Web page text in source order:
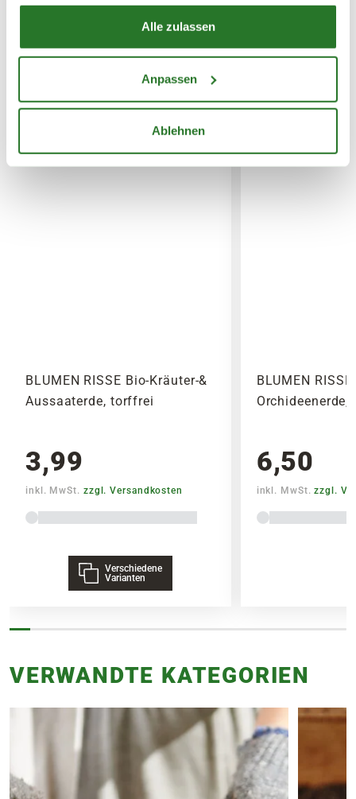
Alle zulassen
Anpassen
Ablehnen
WEITERE PRODUKTE
BLUMEN RISSE Bio-Kräuter-&
Aussaaterde, torffrei
3,99
inkl. MwSt. zzgl. Versandkosten
Verschiedene
Varianten
BLUMEN RISSE
Orchideenerde,
6,50
inkl. MwSt.zzgl.
VERWANDTE KATEGORIEN